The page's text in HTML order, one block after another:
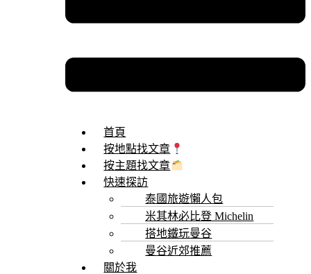
首頁
按地點找文章
按主題找文章
快速探訪
泰國旅遊懶人包
米其林必比登 Michelin
搭地鐵玩曼谷
曼谷近郊推薦
關於我